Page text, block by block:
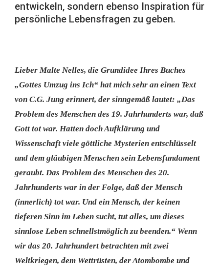
entwickeln, sondern ebenso Inspiration für
persönliche Lebensfragen zu geben.
Lieber Malte Nelles, die Grundidee Ihres Buches
„Gottes Umzug ins Ich“ hat mich sehr an einen Text
von C.G. Jung erinnert, der sinngemäß lautet: „Das
Problem des Menschen des 19. Jahrhunderts war, daß
Gott tot war. Hatten doch Aufklärung und
Wissenschaft viele göttliche Mysterien entschlüsselt
und dem gläubigen Menschen sein Lebensfundament
geraubt. Das Problem des Menschen des 20.
Jahrhunderts war in der Folge, daß der Mensch
(innerlich) tot war. Und ein Mensch, der keinen
tieferen Sinn im Leben sucht, tut alles, um dieses
sinnlose Leben schnellstmöglich zu beenden.“ Wenn
wir das 20. Jahrhundert betrachten mit zwei
Weltkriegen, dem Wettrüsten, der Atombombe und